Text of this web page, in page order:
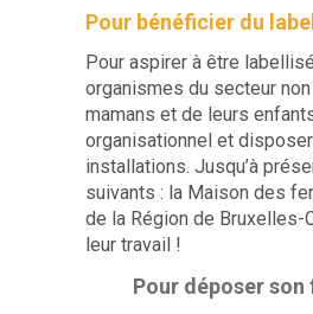
Pour bénéficier du
Pour aspirer à être
organismes du secteur
mamans et de leurs
organisationnel et
installations. Jusqu’à
suivants : la Maison des
de la Région de Bruxelles-
leur travail !
Pour déposer